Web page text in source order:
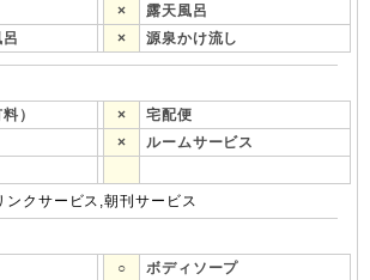
×
露天風呂
× 源泉かけ流し
） ×
宅配便
×
ルームサービス
クサービス,朝刊サービス
○
ボディソープ